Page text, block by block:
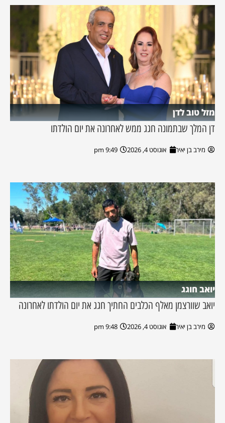
מזל טוב לדן
דן המלך שבתמונה חגג ממש לאחרונה את יום הולדתו
מירב בן יאיר אוגוסט 4, 2026 9:49 pm
יואב חוגג
יואב שוורצמן מאלף הכלבים החתיך חגג את יום הולדתו לאחרונה
מירב בן יאיר אוגוסט 4, 2026 9:48 pm